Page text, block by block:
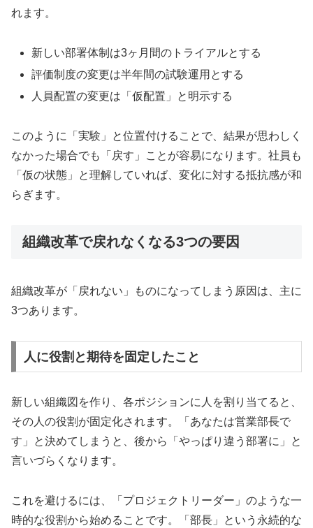
れます。
新しい部署体制は3ヶ月間のトライアルとする
評価制度の変更は半年間の試験運用とする
人員配置の変更は「仮配置」と明示する
このように「実験」と位置付けることで、結果が思わしく
なかった場合でも「戻す」ことが容易になります。社員も
「仮の状態」と理解していれば、変化に対する抵抗感が和
らぎます。
組織改革で戻れなくなる3つの要因
組織改革が「戻れない」ものになってしまう原因は、主に
3つあります。
人に役割と期待を固定したこと
新しい組織図を作り、各ポジションに人を割り当てると、
その人の役割が固定化されます。「あなたは営業部長で
す」と決めてしまうと、後から「やっぱり違う部署に」と
言いづらくなります。
これを避けるには、「プロジェクトリーダー」のような一
時的な役割から始めることです。「部長」という永続的な